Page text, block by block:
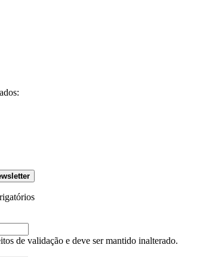
de validação e deve ser mantido inalterado.